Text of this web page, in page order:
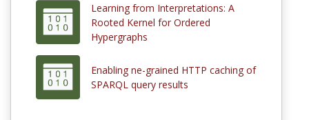
Learning from Interpretations: A
Rooted Kernel for Ordered
Hypergraphs
Enabling ne-grained HTTP caching of
SPARQL query results